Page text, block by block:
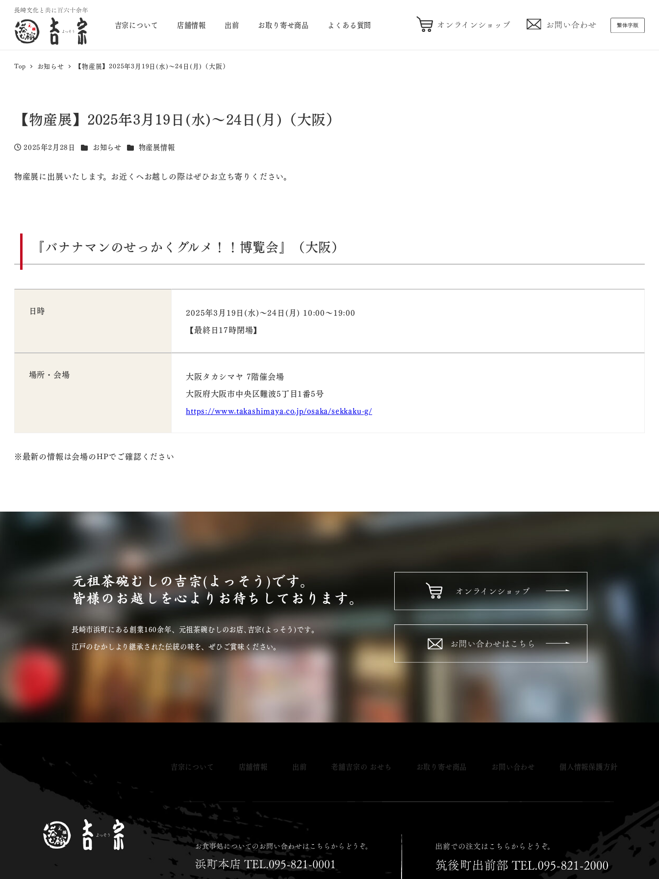
吉宗について 店舗情報 出前 お取り寄せ商品 よくある質問
Top お知らせ 【物産展】2025年3月19日(水)～24日(月)（大阪）
【物産展】2025年3月19日(水)～24日(月)（大阪）
投稿日
2025年2月28日 カテゴリー
お知らせ カテゴリー
物産展情報
物産展に出展いたします。お近くへお越しの際はぜひお立ち寄りください。
『バナナマンのせっかくグルメ！！博覧会』（大阪）
日時
2025年3月19日(水)～24日(月) 10:00～19:00
【最終日17時閉場】
場所・会場
大阪タカシマヤ 7階催会場
大阪府大阪市中央区難波5丁目1番5号
https://www.takashimaya.co.jp/osaka/sekkaku-g/
※最新の情報は会場のHPでご確認ください
元祖茶碗むしの吉宗(よっそう)です。
皆様のお越しを心よりお待ちしております。
長崎市浜町にある創業160余年、元祖茶碗むしのお店､吉宗(よっそう)です｡
江戸のむかしより継承された伝統の味を、ぜひご賞味ください。
吉宗について 店舗情報 出前 老舗吉宗の おせち お取り寄せ商品 お問い合わせ 個人情報保護方針